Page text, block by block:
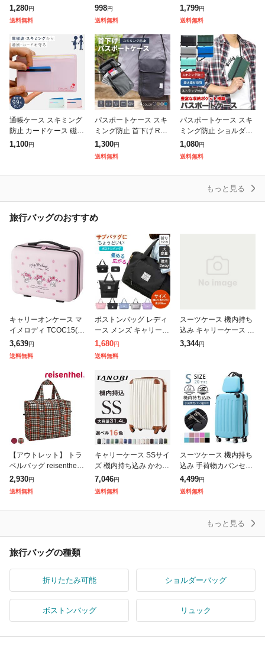
エストポーチ セキュリ
ティ パスポート 貴重品
海外旅行 スキミング防
止 薄型
1,280円
送料無料
ウエストポーチ 防犯 パ
スポート カード ケース
腹巻き 海外 旅行
998円
送料無料
薄型 首下げ 腹巻き 長
さ調節 2WAY 盗難防止
防犯グッズ 海外旅行 貴
重品
1,799円
送料無料
通帳ケース スキミング
防止 カードケース 磁気
防止 磁気シールド 日本
1,100円
パスポートケース スキ
ミング防止 首下げ RFI
D おしゃれ シンプル 薄
型 パスポート 収納 マ
ルチケース 軽量 スマホ
1,300円
送料無料
パスポートケース スキ
ミング防止 ショルダー
撥水 ショルダーバッグ
旅行ポーチ トラベルポ
ーチ 電波遮断ポーチ セ
1,080円
送料無料
もっと見る
旅行バッグのおすすめ
キャリーオンケース マ
イメロディ TCOC15(1
個)[バッグ リュック]
3,639円
送料無料
ボストンバッグ レディ
ース メンズ キャリーオ
ンバッグ 修学 旅行 大
容量 折りたたみ 旅行バ
ッグ トラベルバッグ 旅
1,680円
送料無料
スーツケース 機内持ち
込み キャリーケース s
サイズ おしゃれ 軽量
安い
3,344円
【アウトレット】 トラ
ベルバッグ reisenthel
MINI MAXI TOURINGB
AG ( ボストンバッグ 大
2,930円
送料無料
キャリーケース SSサイ
ズ 機内持ち込み かわい
い スーツケース おしゃ
れ キャリーバッグ TSA
7,046円
送料無料
スーツケース 機内持ち
込み 手荷物カバンセッ
ト キャリーケース sサ
イズ おしゃれ 軽量 キ
4,499円
送料無料
もっと見る
旅行バッグの種類
折りたたみ可能 ショルダーバッグ
ボストンバッグ リュック